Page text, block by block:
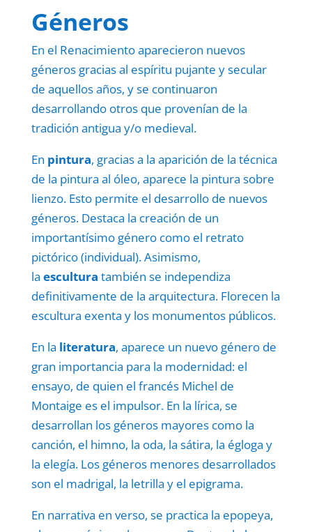
Géneros
En el Renacimiento aparecieron nuevos
géneros gracias al espíritu pujante y secular
de aquellos años, y se continuaron
desarrollando otros que provenían de la
tradición antigua y/o medieval.
En pintura, gracias a la aparición de la técnica
de la pintura al óleo, aparece la pintura sobre
lienzo. Esto permite el desarrollo de nuevos
géneros. Destaca la creación de un
importantísimo género como el retrato
pictórico (individual). Asimismo,
la escultura también se independiza
definitivamente de la arquitectura. Florecen la
escultura exenta y los monumentos públicos.
En la literatura, aparece un nuevo género de
gran importancia para la modernidad: el
ensayo, de quien el francés Michel de
Montaige es el impulsor. En la lírica, se
desarrollan los géneros mayores como la
canción, el himno, la oda, la sátira, la égloga y
la elegía. Los géneros menores desarrollados
son el madrigal, la letrilla y el epigrama.
En narrativa en verso, se practica la epopeya,